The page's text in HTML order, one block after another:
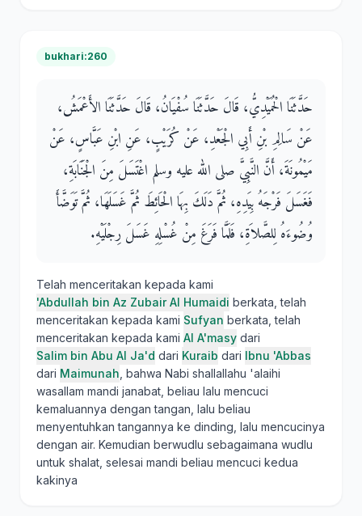
bukhari:260
حَدَّثَنَا الْحُمَيْدِيُّ، قَالَ حَدَّثَنَا سُفْيَانُ، قَالَ حَدَّثَنَا الأَعْمَشُ،
عَنْ سَالِمِ بْنِ أَبِي الْجَعْدِ، عَنْ كُرَيْبٍ، عَنِ ابْنِ عَبَّاسٍ، عَنْ
مَيْمُونَةَ، أَنَّ النَّبِيَّ صلى الله عليه وسلم اغْتَسَلَ مِنَ الْجَنَابَةِ،
فَغَسَلَ فَرْجَهُ بِيَدِهِ، ثُمَّ دَلَكَ بِهَا الْحَائِطَ ثُمَّ غَسَلَهَا، ثُمَّ تَوَضَّأَ
وُضُوءَهُ لِلصَّلاَةِ، فَلَمَّا فَرَغَ مِنْ غُسْلِهِ غَسَلَ رِجْلَيْهِ‏.‏
Telah menceritakan kepada kami
'Abdullah bin Az Zubair Al Humaidi berkata, telah
menceritakan kepada kami Sufyan berkata, telah
menceritakan kepada kami Al A'masy dari
Salim bin Abu Al Ja'd dari Kuraib dari Ibnu 'Abbas
dari Maimunah , bahwa Nabi shallallahu 'alaihi
wasallam mandi janabat, beliau lalu mencuci
kemaluannya dengan tangan, lalu beliau
menyentuhkan tangannya ke dinding, lalu mencucinya
dengan air. Kemudian berwudlu sebagaimana wudlu
untuk shalat, selesai mandi beliau mencuci kedua
kakinya